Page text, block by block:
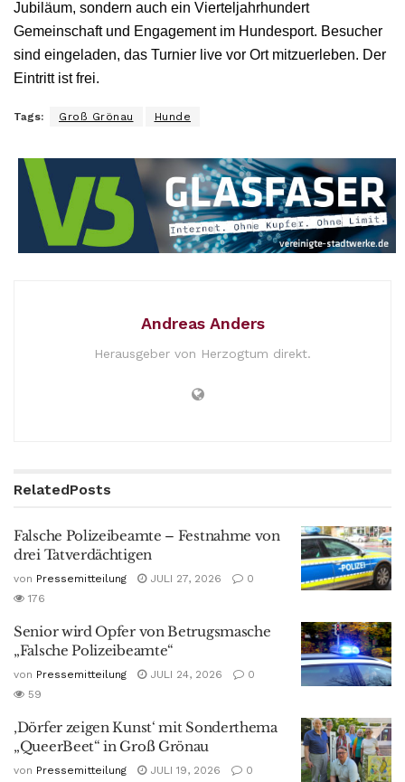
Jubiläum, sondern auch ein Vierteljahrhundert
Gemeinschaft und Engagement im Hundesport. Besucher
sind eingeladen, das Turnier live vor Ort mitzuerleben. Der
Eintritt ist frei.
Tags: Groß Grönau Hunde
Andreas Anders
Herausgeber von Herzogtum direkt.
RelatedPosts
Falsche Polizeibeamte – Festnahme von
drei Tatverdächtigen
von Pressemitteilung JULI 27, 2026
0
176
Senior wird Opfer von Betrugsmasche
„Falsche Polizeibeamte“
von Pressemitteilung JULI 24, 2026
0
59
‚Dörfer zeigen Kunst‘ mit Sonderthema
„QueerBeet“ in Groß Grönau
von Pressemitteilung JULI 19, 2026
0